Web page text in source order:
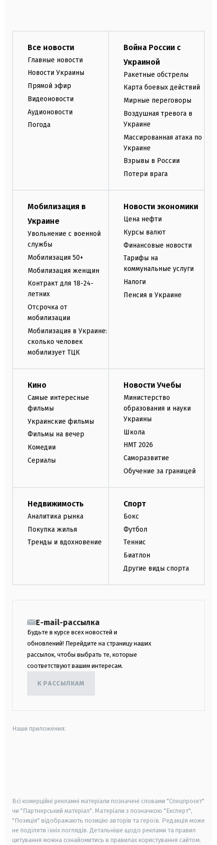
Все новости
Главные новости
Новости Украины
Прямой эфир
Видеоновости
Аудионовости
Погода
Война России с
Украиной
Ракетные обстрелы
Карта боевых действий
Мирные переговоры
Воздушная тревога в
Украине
Массированная атака по
Украине
Взрывы в России
Потери врага
Мобилизация в
Украине
Увольнение с военной
службы
Мобилизация 50+
Мобилизация женщин
Контракт для 18-24-
летних
Отсрочка от
мобилизации
Мобилизация в Украине:
сколько человек
мобилизует ТЦК
Новости экономики
Цена нефти
Курсы валют
Финансовые новости
Тарифы на
коммунальные услуги
Налоги
Пенсия в Украине
Кино
Самые интересные
фильмы
Украинские фильмы
Фильмы на вечер
Комедии
Сериалы
Новости Учебы
Министерство
образования и науки
Украины
Школа
НМТ 2026
Саморазвитие
Обучение за границей
Недвижимость
Аналитика рынка
Покупка жилья
Тренды и вдохновение
Спорт
Бокс
Футбол
Теннис
Биатлон
Другие виды спорта
E-mail-рассылка
Будьте в курсе всех новостей и
обновлений! Перейдите на страницу наших
рассылок, чтобы выбрать те, которые
соответствуют вашим интересам.
К РАССЫЛКАМ
Наши приложения:
Всі комерційні рекламні матеріали позначені словами "Спецпроєкт"
чи "Партнерський матеріал". Матеріали з позначкою "Експерт",
"Позиція" відображають позицію авторів та героїв. Редакція може
не поділяти їхніх поглядів. Детальніше щодо реклами та правил
цитування можна ознайомитись в правилах користування сайтом.